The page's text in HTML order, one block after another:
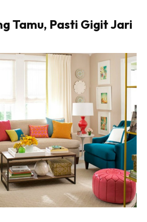
Tamu, Pasti Gigit Jari